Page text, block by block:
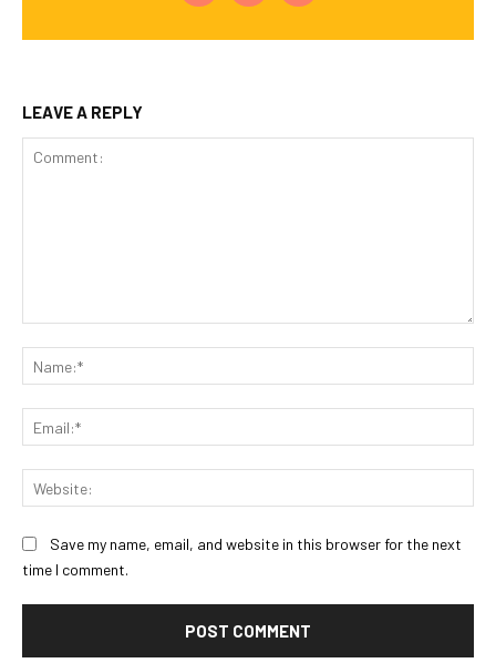
LEAVE A REPLY
Save my name, email, and website in this browser for the next
time I comment.